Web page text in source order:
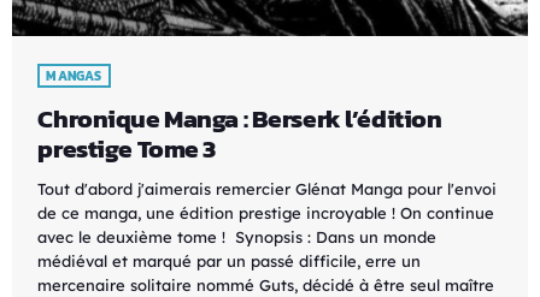
MANGAS
Chronique Manga : Berserk l’édition
prestige Tome 3
Tout d'abord j'aimerais remercier Glénat Manga pour l'envoi
de ce manga, une édition prestige incroyable ! On continue
avec le deuxième tome ! Synopsis : Dans un monde
médiéval et marqué par un passé difficile, erre un
mercenaire solitaire nommé Guts, décidé à être seul maître